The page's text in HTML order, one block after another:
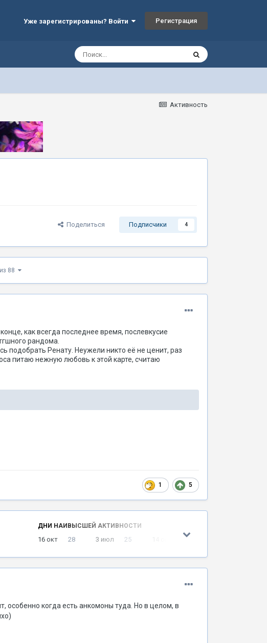
Уже зарегистрированы? Войти Регистрация
Активность
Поделиться Подписчики 4
88
как всегда последнее время, послевкусие
рандома.
подобрать Ренату. Неужели никто её не ценит, раз
питаю нежную любовь к этой карте, считаю
1 5
ДНИ НАИВЫСШЕЙ АКТИВНОСТИ
16 окт 28 3 июл 25 22
особенно когда есть анкомоны туда. Но в целом, в